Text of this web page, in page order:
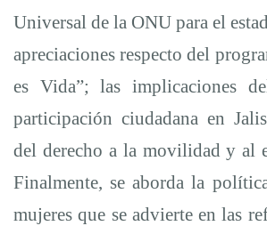
Universal de la ONU para el
apreciaciones respecto del
es Vida”; las implicaciones
participación ciudadana en
del derecho a la movilidad y al
Finalmente, se aborda la
mujeres que se advierte en las